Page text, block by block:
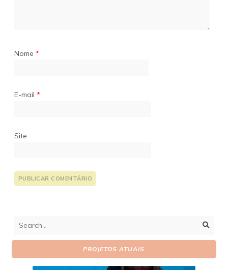
Nome *
E-mail *
Site
PROJETOS ATUAIS